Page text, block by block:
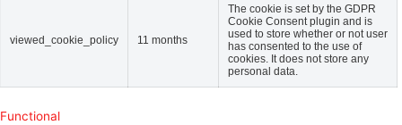
viewed_cookie_policy 11 months
The cookie is set by the GDPR
Cookie Consent plugin and is
used to store whether or not user
has consented to the use of
cookies. It does not store any
personal data.
Functional